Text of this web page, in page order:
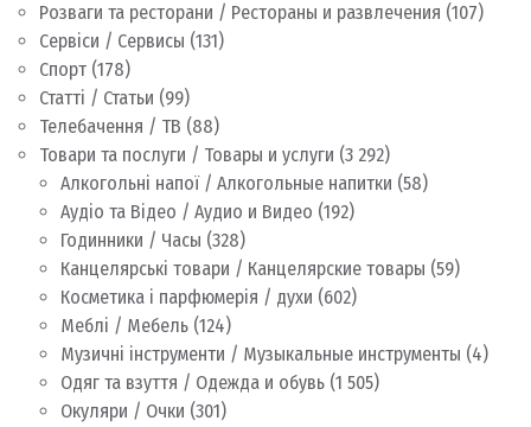
Розваги та ресторани / Рестораны и развлечения (107)
Сервіси / Сервисы (131)
Спорт (178)
Статті / Статьи (99)
Телебачення / ТВ (88)
Товари та послуги / Товары и услуги (3 292)
Алкогольні напої / Алкогольные напитки (58)
Аудіо та Відео / Аудио и Видео (192)
Годинники / Часы (328)
Канцелярські товари / Канцелярские товары (59)
Косметика і парфюмерія / духи (602)
Меблі / Мебель (124)
Музичні інструменти / Музыкальные инструменты (4)
Одяг та взуття / Одежда и обувь (1 505)
Окуляри / Очки (301)